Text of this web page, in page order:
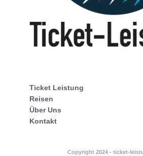
Ticket Leistung
Reisen
Über Uns
Kontakt
Copyright 2024 - ticket-